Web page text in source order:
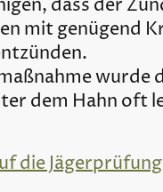
dass der
mit genügend
wurde
dem Hahn oft
die